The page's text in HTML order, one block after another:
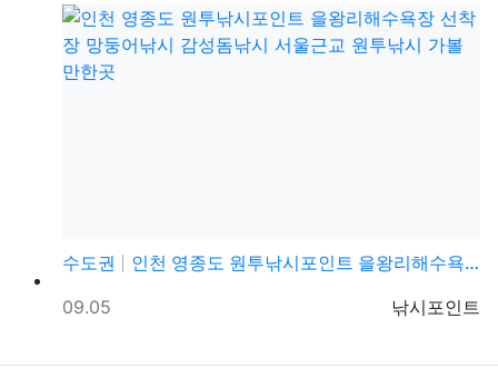
수도권
인천 영종도 원투낚시포인트 을왕리해수욕장 선착장 망둥어…
등록자
낚시포인트
등록일
09.05